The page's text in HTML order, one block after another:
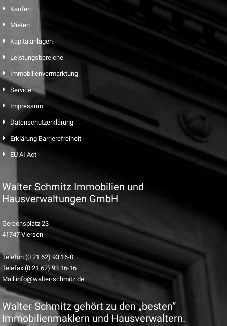
Kaufen
Mieten
Kapitalanlagen
Leistungsbereiche
Immobilienvermarktung
Service
Impressum
Datenschutzerklärung
Erklärung Barrierefreiheit
EU AI Act
Walter Schmitz Immobilien und
Hausverwaltungen GmbH
Gereonsplatz 23
41747 Viersen
Telefon (0 21 62) 93 16-0
Telefax (0 21 62) 93 16-16
Mail info@walter-schmitz.de
Walter Schmitz gehört zu den „besten“
Immobilienmaklern und Hausverwaltern.